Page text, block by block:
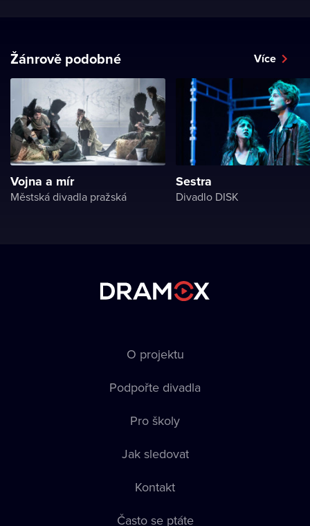
Žánrově podobné Více
Vojna a mír
Městská divadla pražská
Sestra
Divadlo DISK
O projektu
Podpořte divadla
Pro školy
Jak sledovat
Kontakt
Často se ptáte